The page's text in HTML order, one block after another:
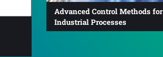
Advanced Control Methods for
Industrial Processes